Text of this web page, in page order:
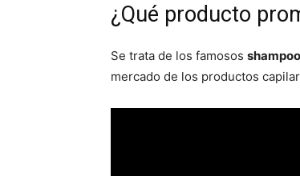
¿Qué producto
Se trata de los famosos
mercado de los productos